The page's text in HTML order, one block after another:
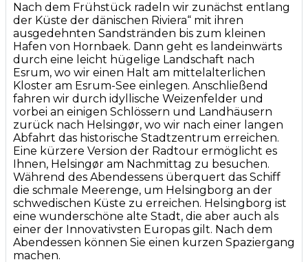
Nach dem Frühstück radeln wir zunächst entlang
der Küste der dänischen Riviera“ mit ihren
ausgedehnten Sandstränden bis zum kleinen
Hafen von Hornbaek. Dann geht es landeinwärts
durch eine leicht hügelige Landschaft nach
Esrum, wo wir einen Halt am mittelalterlichen
Kloster am Esrum-See einlegen. Anschließend
fahren wir durch idyllische Weizenfelder und
vorbei an einigen Schlössern und Landhäusern
zurück nach Helsingør, wo wir nach einer langen
Abfahrt das historische Stadtzentrum erreichen.
Eine kürzere Version der Radtour ermöglicht es
Ihnen, Helsingør am Nachmittag zu besuchen.
Während des Abendessens überquert das Schiff
die schmale Meerenge, um Helsingborg an der
schwedischen Küste zu erreichen. Helsingborg ist
eine wunderschöne alte Stadt, die aber auch als
einer der Innovativsten Europas gilt. Nach dem
Abendessen können Sie einen kurzen Spaziergang
machen.